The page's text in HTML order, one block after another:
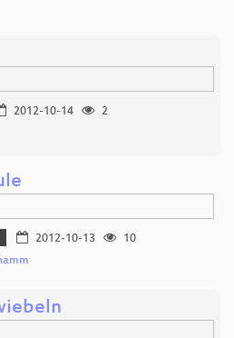
2012-10-14
2
2012-10-13
10